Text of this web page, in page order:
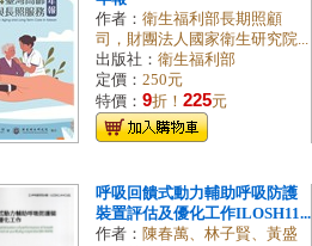
作者： 衛生福利部長期照顧
司，財團法人國家衛生研究院...
出版社： 衛生福利部
定價： 250元
特價： 9折！ 225元
呼吸回饋式動力輔助呼吸防護
裝置評估及優化工作ILOSH11...
作者： 陳春萬、林子賢、黃盛